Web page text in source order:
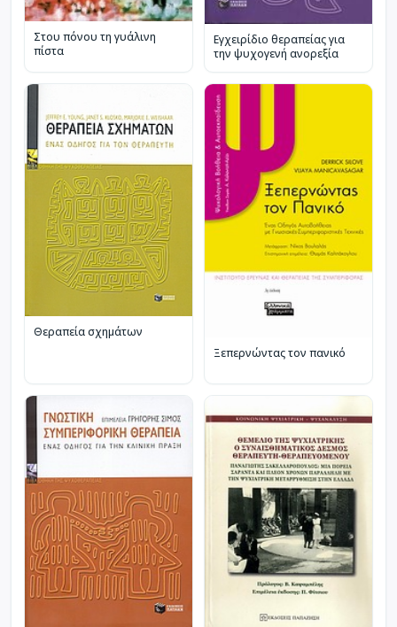
Στου πόνου τη γυάλινη
πίστα
Εγχειρίδιο θεραπείας για
την ψυχογενή ανορεξία
Θεραπεία σχημάτων
Ξεπερνώντας τον πανικό